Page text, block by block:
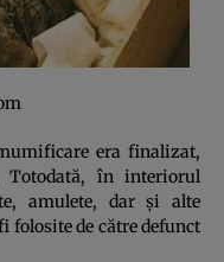
era finalizat,
Totodată, în interiorul
amulete, dar şi alte
folosite de către defunct